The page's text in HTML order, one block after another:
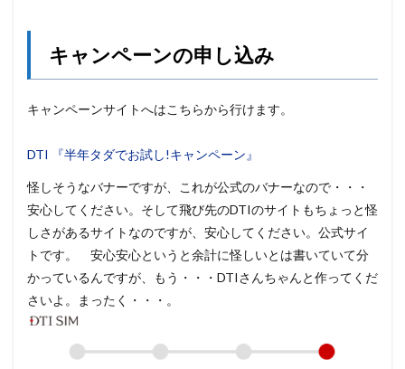
キャンペーンの申し込み
キャンペーンサイトへはこちらから行けます。
DTI 『半年タダでお試し!キャンペーン』
怪しそうなバナーですが、これが公式のバナーなので・・・
安心してください。そして飛び先のDTIのサイトもちょっと怪
しさがあるサイトなのですが、安心してください。公式サイ
トです。 安心安心というと余計に怪しいとは書いていて分
かっているんですが、もう・・・DTIさんちゃんと作ってくだ
さいよ。まったく・・・。